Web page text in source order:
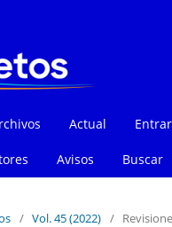
Actual Entrar
Avisos Buscar
/ Vol. 45 (2022) /